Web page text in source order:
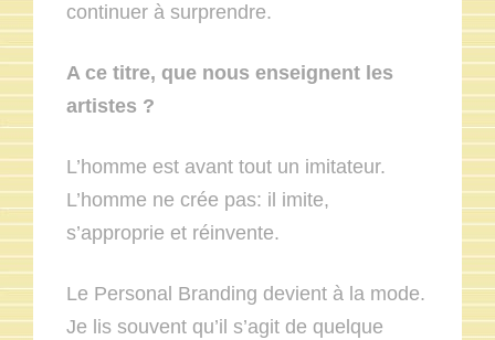
continuer à surprendre.
A ce titre, que nous enseignent les
artistes ?
L’homme est avant tout un imitateur.
L’homme ne crée pas: il imite,
s’approprie et réinvente.
Le Personal Branding devient à la mode.
Je lis souvent qu’il s’agit de quelque